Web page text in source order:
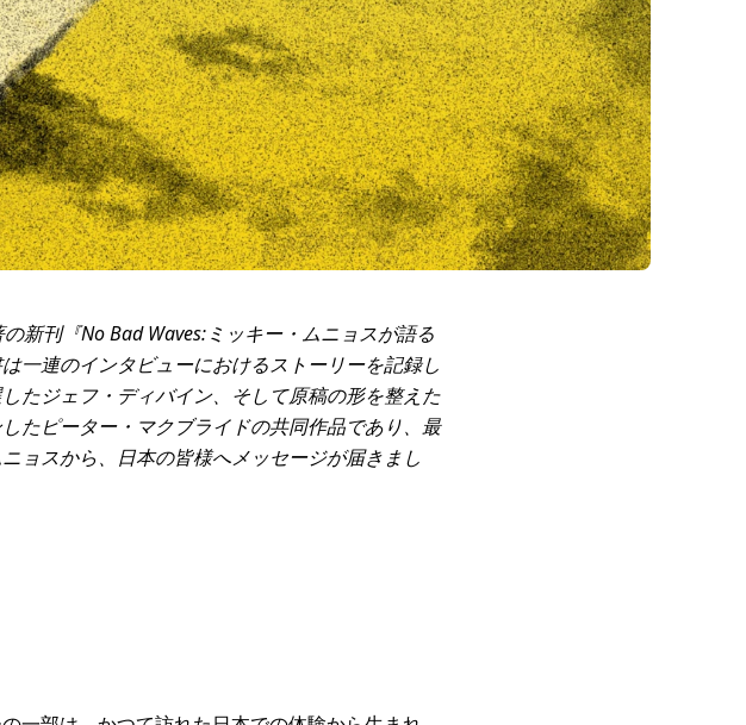
新刊『No Bad Waves:ミッキー・ムニョスが語る
一連のインタビューにおけるストーリーを記録し
たジェフ・ディバイン、そして原稿の形を整えた
たピーター・マクブライドの共同作品であり、最
ョスから、日本の皆様へメッセージが届きまし